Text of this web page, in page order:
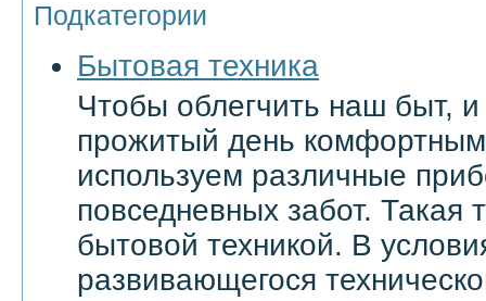
Подкатегории
Бытовая техника
Чтобы облегчить наш быт,
прожитый день
используем различные
повседневных забот. Такая
бытовой техникой. В
развивающегося